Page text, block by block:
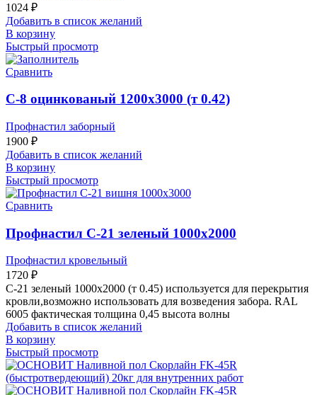
1024 ₽
Добавить в список желаний
В корзину
Быстрый просмотр
Сравнить
С-8 оцинкованый 1200х3000 (т 0.42)
Профнастил заборный
1900 ₽
Добавить в список желаний
В корзину
Быстрый просмотр
Сравнить
Профнастил С-21 зеленый 1000х2000
Профнастил кровельный
1720 ₽
С-21 зеленый 1000х2000 (т 0.45) используется для перекрытия
кровли,возможно использовать для возведения забора. RAL
6005 фактическая толщина 0,45 высота волны
Добавить в список желаний
В корзину
Быстрый просмотр